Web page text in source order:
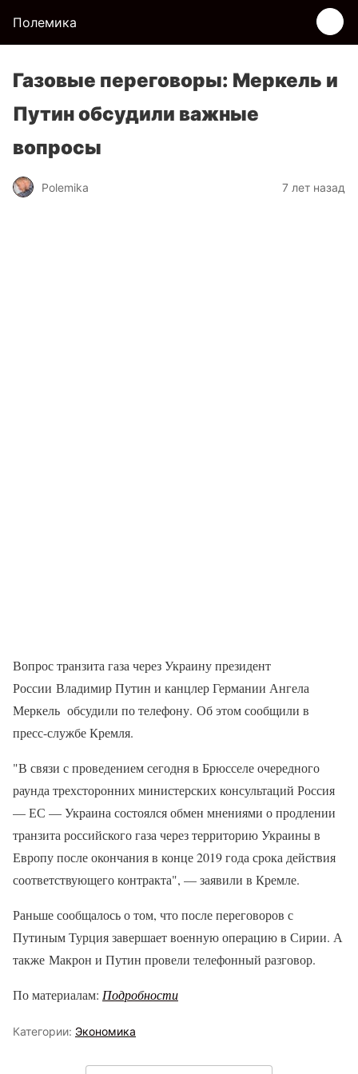
Полемика
Газовые переговоры: Меркель и
Путин обсудили важные
вопросы
Polemika 7 лет назад
Вопрос транзита газа через Украину президент
России Владимир Путин и канцлер Германии Ангела
Меркель обсудили по телефону. Об этом сообщили в
пресс-службе Кремля.
"В связи с проведением сегодня в Брюсселе очередного
раунда трехсторонних министерских консультаций Россия
— ЕС — Украина состоялся обмен мнениями о продлении
транзита российского газа через территорию Украины в
Европу после окончания в конце 2019 года срока действия
соответствующего контракта", — заявили в Кремле.
Раньше сообщалось о том, что после переговоров с
Путиным Турция завершает военную операцию в Сирии. А
также Макрон и Путин провели телефонный разговор.
По материалам: Подробности
Категории: Экономика